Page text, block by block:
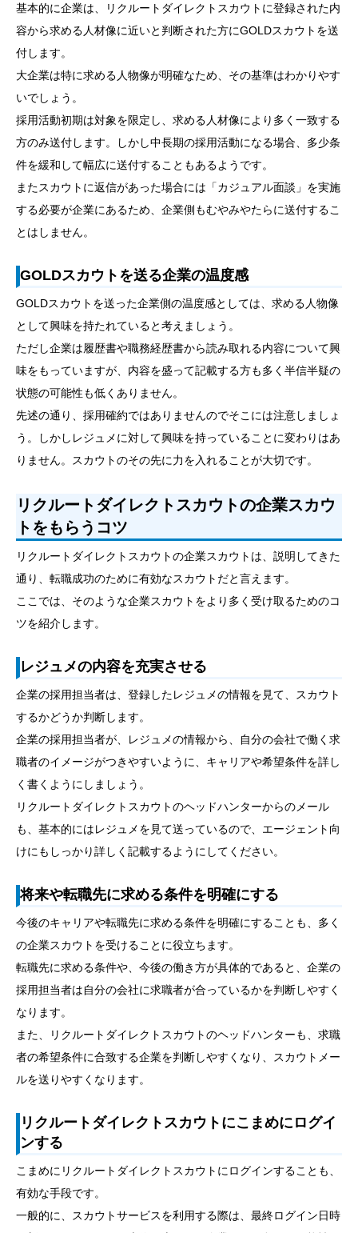
基本的に企業は、リクルートダイレクトスカウトに登録された内
容から求める人材像に近いと判断された方にGOLDスカウトを送
付します。
大企業は特に求める人物像が明確なため、その基準はわかりやす
いでしょう。
採用活動初期は対象を限定し、求める人材像により多く一致する
方のみ送付します。しかし中長期の採用活動になる場合、多少条
件を緩和して幅広に送付することもあるようです。
またスカウトに返信があった場合には「カジュアル面談」を実施
する必要が企業にあるため、企業側もむやみやたらに送付するこ
とはしません。
GOLDスカウトを送る企業の温度感
GOLDスカウトを送った企業側の温度感としては、求める人物像
として興味を持たれていると考えましょう。
ただし企業は履歴書や職務経歴書から読み取れる内容について興
味をもっていますが、内容を盛って記載する方も多く半信半疑の
状態の可能性も低くありません。
先述の通り、採用確約ではありませんのでそこには注意しましょ
う。しかしレジュメに対して興味を持っていることに変わりはあ
りません。スカウトのその先に力を入れることが大切です。
リクルートダイレクトスカウトの企業スカウ
トをもらうコツ
リクルートダイレクトスカウトの企業スカウトは、説明してきた
通り、転職成功のために有効なスカウトだと言えます。
ここでは、そのような企業スカウトをより多く受け取るためのコ
ツを紹介します。
レジュメの内容を充実させる
企業の採用担当者は、登録したレジュメの情報を見て、スカウト
するかどうか判断します。
企業の採用担当者が、レジュメの情報から、自分の会社で働く求
職者のイメージがつきやすいように、キャリアや希望条件を詳し
く書くようにしましょう。
リクルートダイレクトスカウトのヘッドハンターからのメール
も、基本的にはレジュメを見て送っているので、エージェント向
けにもしっかり詳しく記載するようにしてください。
将来や転職先に求める条件を明確にする
今後のキャリアや転職先に求める条件を明確にすることも、多く
の企業スカウトを受けることに役立ちます。
転職先に求める条件や、今後の働き方が具体的であると、企業の
採用担当者は自分の会社に求職者が合っているかを判断しやすく
なります。
また、リクルートダイレクトスカウトのヘッドハンターも、求職
者の希望条件に合致する企業を判断しやすくなり、スカウトメー
ルを送りやすくなります。
リクルートダイレクトスカウトにこまめにログイ
ンする
こまめにリクルートダイレクトスカウトにログインすることも、
有効な手段です。
一般的に、スカウトサービスを利用する際は、最終ログイン日時